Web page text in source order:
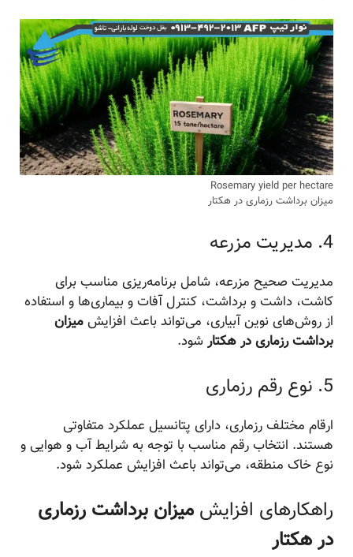
Rosemary yield per hectare
میزان برداشت رزماری در هکتار
4. مدیریت مزرعه
مدیریت صحیح مزرعه، شامل برنامه‌ریزی مناسب برای
کاشت، داشت و برداشت، کنترل آفات و بیماری‌ها و استفاده
از روش‌های نوین آبیاری، می‌تواند باعث افزایشمیزان
برداشت رزماری در هکتارشود.
5. نوع رقم رزماری
ارقام مختلف رزماری، دارای پتانسیل عملکرد متفاوتی
هستند. انتخاب رقم مناسب با توجه به شرایط آب و هوایی و
نوع خاک منطقه، می‌تواند باعث افزایش عملکرد شود.
راهکارهای افزایش میزان برداشت رزماری
در هکتار